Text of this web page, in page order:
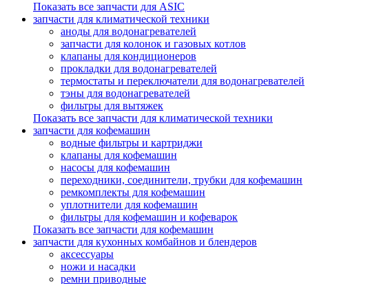
Показать все запчасти для ASIC
запчасти для климатической техники
аноды для водонагревателей
запчасти для колонок и газовых котлов
клапаны для кондиционеров
прокладки для водонагревателей
термостаты и переключатели для водонагревателей
тэны для водонагревателей
фильтры для вытяжек
Показать все запчасти для климатической техники
запчасти для кофемашин
водные фильтры и картриджи
клапаны для кофемашин
насосы для кофемашин
переходники, соединители, трубки для кофемашин
ремкомплекты для кофемашин
уплотнители для кофемашин
фильтры для кофемашин и кофеварок
Показать все запчасти для кофемашин
запчасти для кухонных комбайнов и блендеров
аксессуары
ножи и насадки
ремни приводные